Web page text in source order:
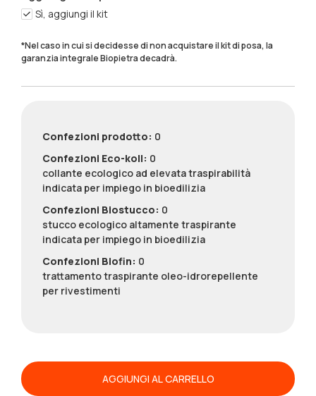
Sì, aggiungi il kit
*Nel caso in cui si decidesse di non acquistare il kit di posa, la
garanzia integrale Biopietra decadrà.
Confezioni prodotto: 0
Confezioni Eco-koll: 0
collante ecologico ad elevata traspirabilità
indicata per impiego in bioedilizia
Confezioni Biostucco: 0
stucco ecologico altamente traspirante
indicata per impiego in bioedilizia
Confezioni Biofin: 0
trattamento traspirante oleo-idrorepellente
per rivestimenti
quantità
AGGIUNGI AL CARRELLO